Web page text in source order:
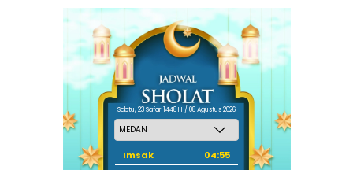
Sabtu, 23 Safar 1448 H / 08 Agustus 2026
Imsak
04:55